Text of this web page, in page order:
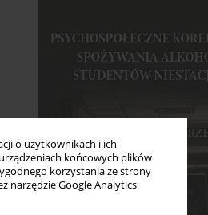
o użytkownikach i ich
końcowych plików
korzystania ze strony
narzędzie Google Analytics